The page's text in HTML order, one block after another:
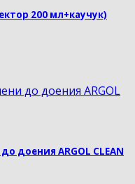
200 мл+каучук)
доения ARGOL CLEAN